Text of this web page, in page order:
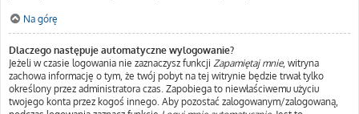
Na górę
Dlaczego następuje automatyczne wylogowanie?
Jeżeli w czasie logowania nie zaznaczysz funkcji Zapamiętaj mnie, witryna
zachowa informację o tym, że twój pobyt na tej witrynie będzie trwał tylko
określony przez administratora czas. Zapobiega to niewłaściwemu użyciu
twojego konta przez kogoś innego. Aby pozostać zalogowanym/zalogowaną,